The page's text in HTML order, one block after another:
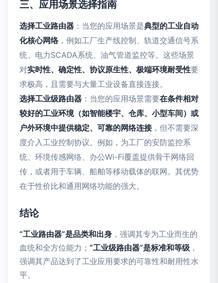
三、应用场景选择指南
选择工业路由器 ：当您的应用场景是典型的工业自动
化核心网络，例如工厂生产线控制、轨道交通信号系
统、电力SCADA系统、油气管道监控等。这些场景
对实时性、确定性、协议原生性、极端环境耐受性要
求极高，且需要与大量工业设备直接连接。
选择工业级路由器 ：当您的应用场景需要在条件相对
较好的工业环境（如智能楼宇、仓库、小型车间）或
户外环境中提供稳定、可靠的网络连接，但不需要深
度介入工业控制协议。例如，为工厂的安防监控系
统、环境传感网络、办公Wi-Fi覆盖提供骨干网络回
传，或者用于车辆、船舶等移动载体的联网。其优势
在于性价比和通用网络功能的强大。
结论
“工业路由器”是品类和出身 ，强调其专为工业而生的
血统和全方位能力； “工业级路由器”是标准和等级 ，
强调其产品达到了工业应用要求的可靠性和耐用性水
平。